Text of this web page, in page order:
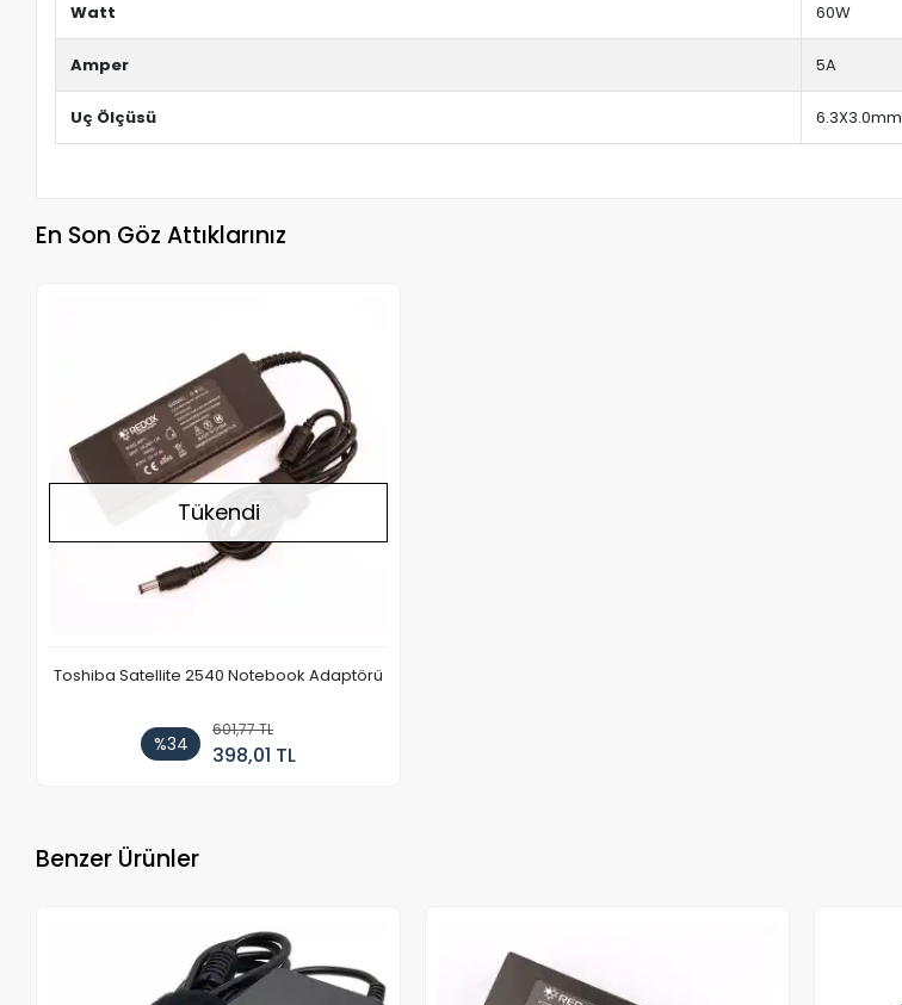
Watt 60W
Amper 5A
Uç Ölçüsü 6.3X3.0mm
En Son Göz Attıklarınız
Tükendi
Toshiba Satellite 2540 Notebook Adaptörü
%34
601,77 TL
398,01 TL
Benzer Ürünler